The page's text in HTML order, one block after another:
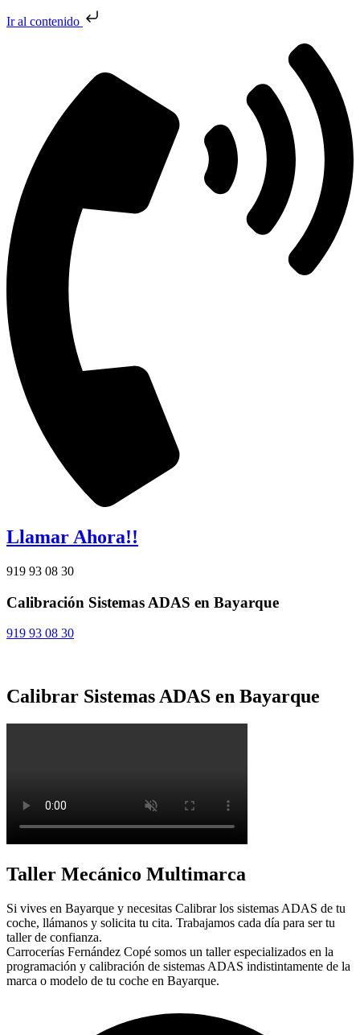
Ir al contenido
Llamar Ahora!!
919 93 08 30
Calibración Sistemas ADAS en Bayarque
919 93 08 30
Calibrar Sistemas ADAS en Bayarque
Taller Mecánico Multimarca
Si vives en Bayarque y necesitas Calibrar los sistemas ADAS de tu
coche, llámanos y solicita tu cita. Trabajamos cada día para ser tu
taller de confianza.
Carrocerías Fernández Copé somos un taller especializados en la
programación y calibración de sistemas ADAS indistintamente de la
marca o modelo de tu coche en Bayarque.